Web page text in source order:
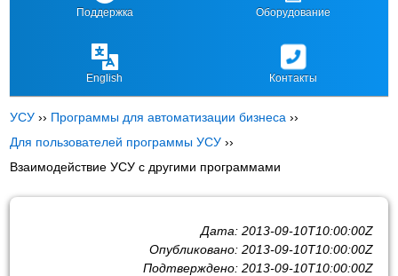
Поддержка Оборудование
English Контакты
УСУ ›› Программы для автоматизации бизнеса ››
Для пользователей программы УСУ ››
Взаимодействие УСУ с другими программами
Дата: 2013-09-10T10:00:00Z
Опубликовано: 2013-09-10T10:00:00Z
Подтверждено: 2013-09-10T10:00:00Z